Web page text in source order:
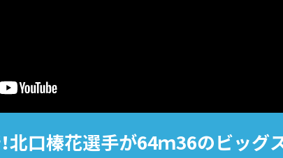
北口榛花選手が64ｍ36のビッグ